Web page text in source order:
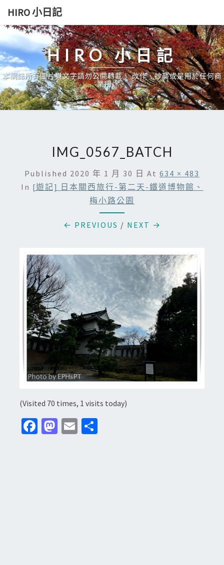
Skip
content
HIRO 小日記
HIRO 小日記
本網誌所有圖片與文字請勿公開轉載、 改作、抄襲或是用於任何商
業用途。
IMG_0567_BATCH
Published 2020 年 1 月 30 日 At 634 × 483
In [遊記] 日本關西旅行-第二天-鐵道博物館、
梅小路公園
← PREVIOUS / NEXT →
(Visited 70 times, 1 visits today)
Fa M E